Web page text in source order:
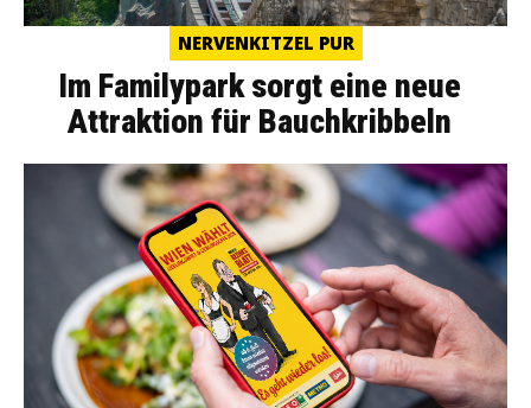
NERVENKITZEL PUR
Im Familypark sorgt eine neue
Attraktion für Bauchkribbeln